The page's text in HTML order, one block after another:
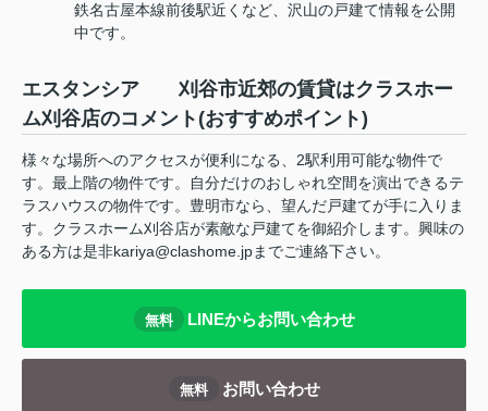
鉄名古屋本線前後駅近くなど、沢山の戸建て情報を公開
中です。
エスタンシア 刈谷市近郊の賃貸はクラスホー
ム刈谷店のコメント(おすすめポイント)
様々な場所へのアクセスが便利になる、2駅利用可能な物件で
す。最上階の物件です。自分だけのおしゃれ空間を演出できるテ
ラスハウスの物件です。豊明市なら、望んだ戸建てが手に入りま
す。クラスホーム刈谷店が素敵な戸建てを御紹介します。興味の
ある方は是非kariya@clashome.jpまでご連絡下さい。
無料 LINEからお問い合わせ
無料 お問い合わせ